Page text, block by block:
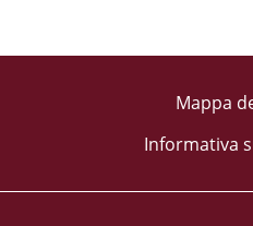
Mappa
Informativa